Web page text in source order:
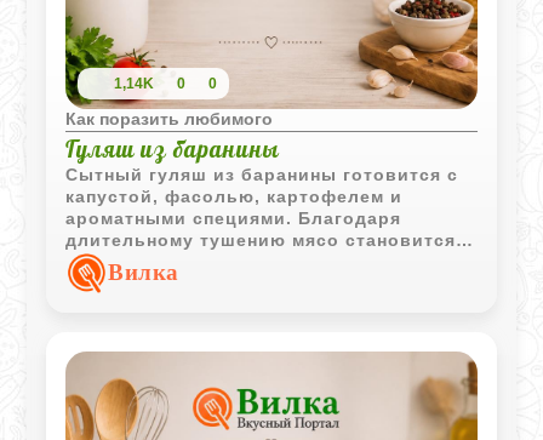
1,14K 0 0
Как поразить любимого
Гуляш из баранины
Сытный гуляш из баранины готовится с
капустой, фасолью, картофелем и
ароматными специями. Благодаря
длительному тушению мясо становится
мягким, а овощи насыщаются мясным
соком и пряностями.
Вилка